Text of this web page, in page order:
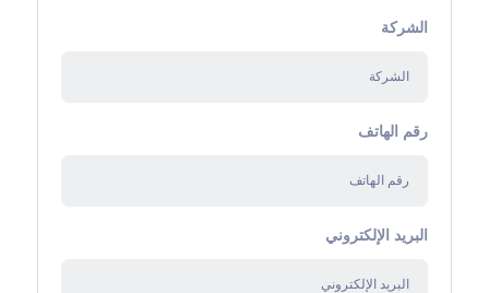
الشركة
رقم الهاتف
البريد الإلكتروني